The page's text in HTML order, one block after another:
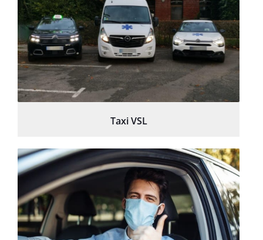
Taxi VSL